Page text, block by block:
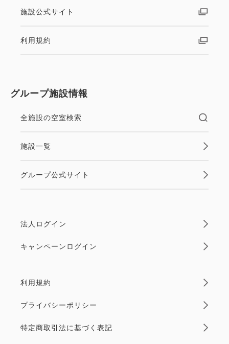
施設公式サイト
利用規約
グループ施設情報
全施設の空室検索
施設一覧
グループ公式サイト
法人ログイン
キャンペーンログイン
利用規約
プライバシーポリシー
特定商取引法に基づく表記